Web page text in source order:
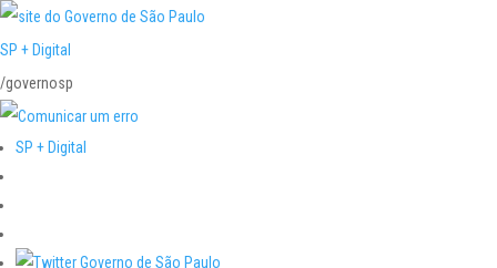
SP + Digital
/governosp
SP + Digital